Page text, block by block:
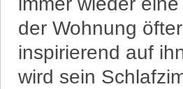
der Wohnung
inspirierend auf
wird sein